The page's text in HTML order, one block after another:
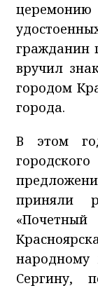
гражданин
вручил
городом
города.
В этом
приняли
народному
Сергину,